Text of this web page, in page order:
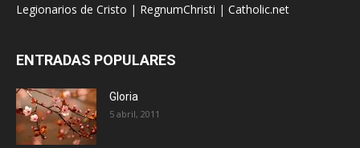
Legionarios de Cristo | RegnumChristi | Catholic.net
ENTRADAS POPULARES
Gloria
5 abril, 2011